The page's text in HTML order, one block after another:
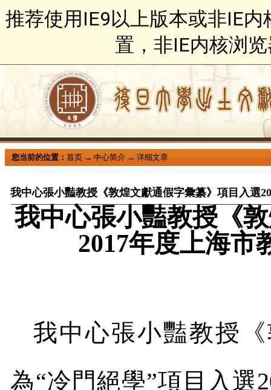
推荐使用IE9以上版本或非IE
置，非IE内核浏
您当前的位置：首页 →中心简介 →详细文章
我中心張小豔教授《敦煌文獻通假字彙纂》項目入選
我中心張小豔教授《
2017年度上海市
我中心張小豔教授
為“冷門絕學”項目入選